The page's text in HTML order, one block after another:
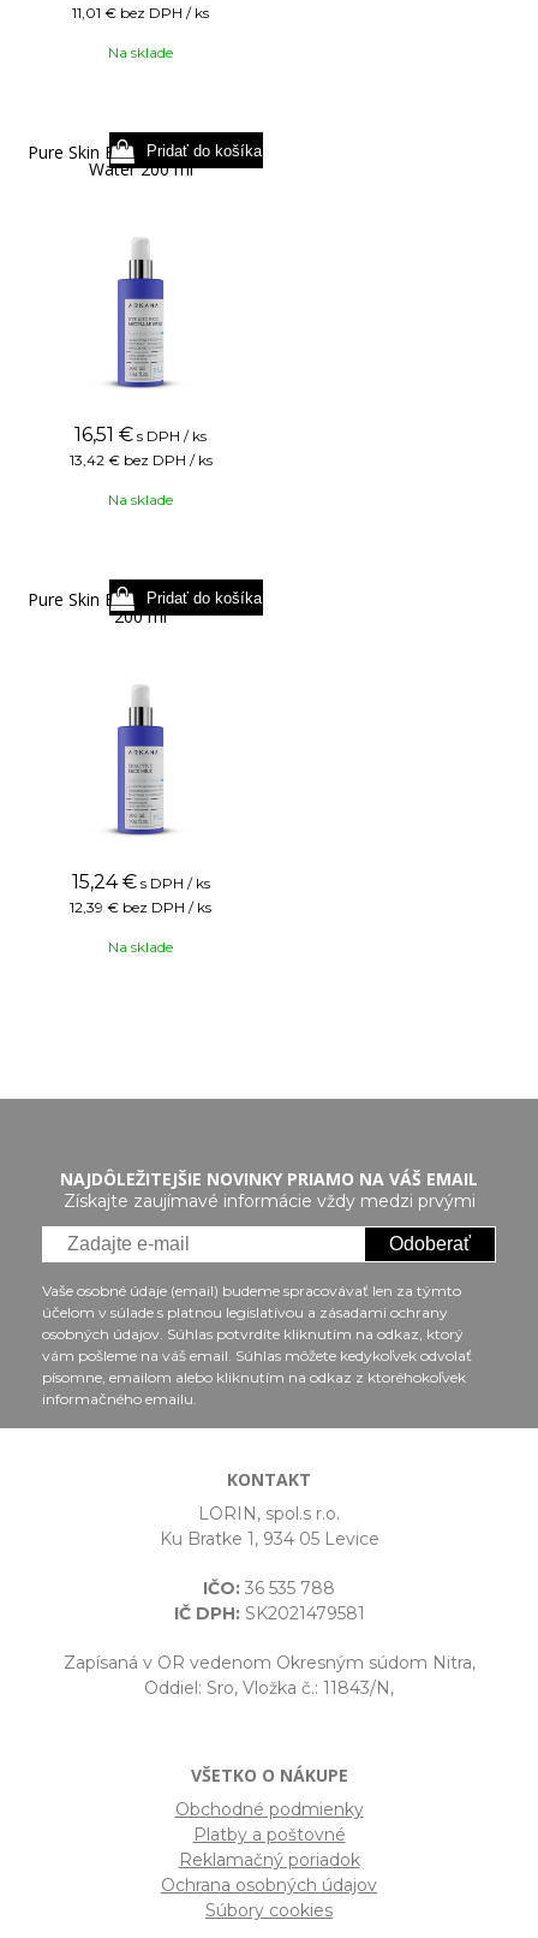
11,01 € bez DPH / ks
Na sklade
Pure Skin Eye + Face Micellar
Water 200 ml
16,51 € s DPH / ks
13,42 € bez DPH / ks
Na sklade
Pure Skin Bioactive Face Milk
200 ml
15,24 € s DPH / ks
12,39 € bez DPH / ks
Na sklade
NAJDÔLEŽITEJŠIE NOVINKY PRIAMO NA VÁŠ EMAIL
Získajte zaujímavé informácie vždy medzi prvými
Odoberať
Vaše osobné údaje (email) budeme spracovávať len za týmto
účelom v súlade s platnou legislatívou a zásadami ochrany
osobných údajov. Súhlas potvrdíte kliknutím na odkaz, ktorý
vám pošleme na váš email. Súhlas môžete kedykoľvek odvolať
písomne, emailom alebo kliknutím na odkaz z ktoréhokoľvek
informačného emailu.
KONTAKT
LORIN, spol.s r.o.
Ku Bratke 1, 934 05 Levice
IČO: 36 535 788
IČ DPH:SK2021479581
Zapísaná v OR vedenom Okresným súdom Nitra,
Oddiel: Sro, Vložka č.: 11843/N,
VŠETKO O NÁKUPE
Obchodné podmienky
Platby a poštovné
Reklamačný poriadok
Ochrana osobných údajov
Súbory cookies